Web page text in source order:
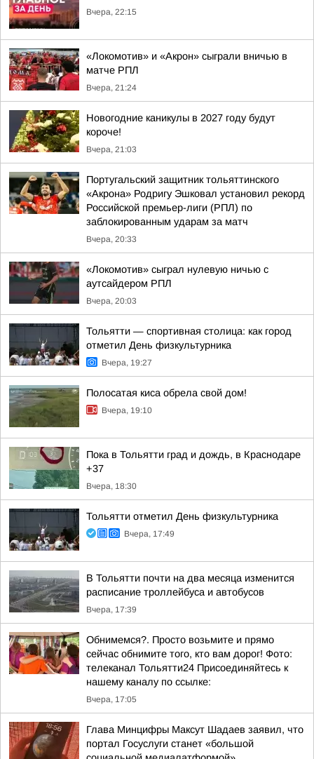
Вчера, 22:15
«Локомотив» и «Акрон» сыграли вничью в
матче РПЛ
Вчера, 21:24
Новогодние каникулы в 2027 году будут
короче!
Вчера, 21:03
Португальский защитник тольяттинского
«Акрона» Родригу Эшковал установил рекорд
Российской премьер-лиги (РПЛ) по
заблокированным ударам за матч
Вчера, 20:33
«Локомотив» сыграл нулевую ничью с
аутсайдером РПЛ
Вчера, 20:03
Тольятти — спортивная столица: как город
отметил День физкультурника
Вчера, 19:27
Полосатая киса обрела свой дом!
Вчера, 19:10
Пока в Тольятти град и дождь, в Краснодаре
+37
Вчера, 18:30
Тольятти отметил День физкультурника
Вчера, 17:49
В Тольятти почти на два месяца изменится
расписание троллейбуса и автобусов
Вчера, 17:39
Обнимемся?. Просто возьмите и прямо
сейчас обнимите того, кто вам дорог! Фото:
телеканал Тольятти24 Присоединяйтесь к
нашему каналу по ссылке:
Вчера, 17:05
Глава Минцифры Максут Шадаев заявил, что
портал Госуслуги станет «большой